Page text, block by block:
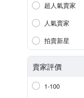
超人氣賣家
人氣賣家
拍賣新星
賣家評價
1-100